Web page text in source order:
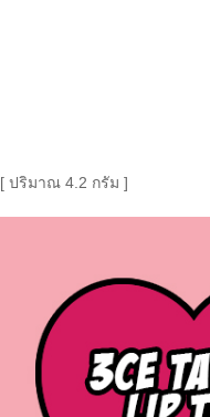
[ ปริมาณ 4.2 กรัม ]